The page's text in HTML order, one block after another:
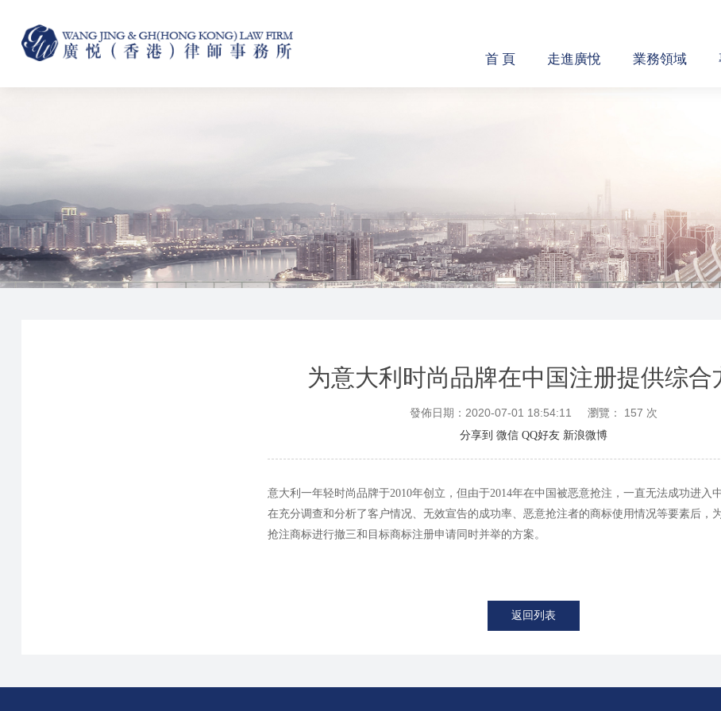
首 頁 走進廣悅 業務領域
为意大利时尚品牌在中国注册提供综合
發佈日期：2020-07-01 18:54:11 瀏覽： 157 次
分享到 微信 QQ好友 新浪微博
意大利一年轻时尚品牌于2010年创立，但由于2014年在中国被恶意抢注，一直无法成功进入
在充分调查和分析了客户情况、无效宣告的成功率、恶意抢注者的商标使用情况等要素后，
抢注商标进行撤三和目标商标注册申请同时并举的方案。
返回列表